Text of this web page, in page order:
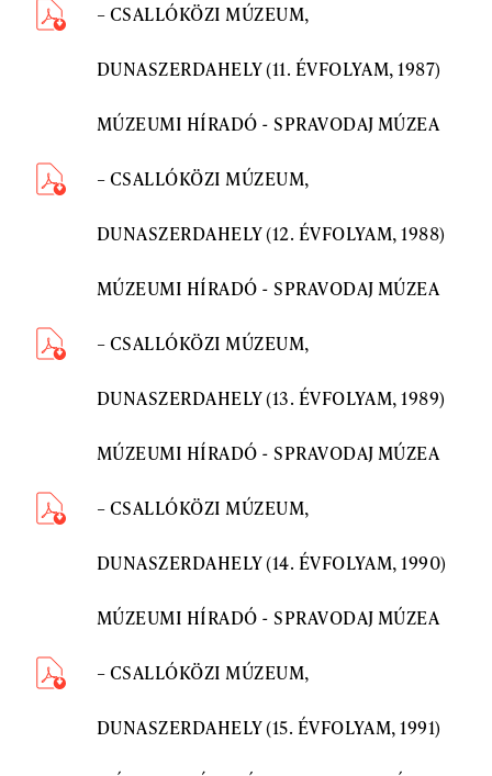
– CSALLÓKÖZI MÚZEUM,
DUNASZERDAHELY (11. ÉVFOLYAM, 1987)
MÚZEUMI HÍRADÓ - SPRAVODAJ MÚZEA
– CSALLÓKÖZI MÚZEUM,
DUNASZERDAHELY (12. ÉVFOLYAM, 1988)
MÚZEUMI HÍRADÓ - SPRAVODAJ MÚZEA
– CSALLÓKÖZI MÚZEUM,
DUNASZERDAHELY (13. ÉVFOLYAM, 1989)
MÚZEUMI HÍRADÓ - SPRAVODAJ MÚZEA
– CSALLÓKÖZI MÚZEUM,
DUNASZERDAHELY (14. ÉVFOLYAM, 1990)
MÚZEUMI HÍRADÓ - SPRAVODAJ MÚZEA
– CSALLÓKÖZI MÚZEUM,
DUNASZERDAHELY (15. ÉVFOLYAM, 1991)